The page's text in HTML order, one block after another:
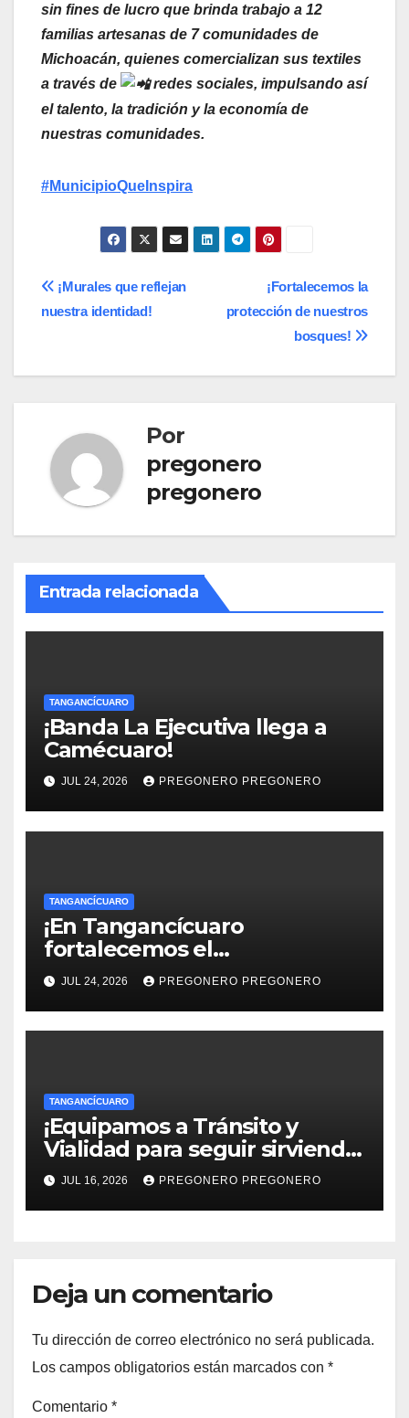
sin fines de lucro que brinda trabajo a 12
familias artesanas de 7 comunidades de
Michoacán, quienes comercializan sus textiles
a través de
redes sociales, impulsando así
el talento, la tradición y la economía de
nuestras comunidades.
#MunicipioQueInspira
Navegación
entradas
¡Fortalecemos la
protección de nuestros
bosques!
¡Murales que reflejan
nuestra identidad!
Por
pregonero
pregonero
Entrada relacionada
TANGANCÍCUARO
¡Banda La Ejecutiva llega a
Camécuaro!
JUL 24, 2026 PREGONERO PREGONERO
TANGANCÍCUARO
¡En Tangancícuaro
fortalecemos el
aprovechamiento del agua
para el campo!
JUL 24, 2026 PREGONERO PREGONERO
TANGANCÍCUARO
¡Equipamos a Tránsito y
Vialidad para seguir sirviendo
a la ciudadanía..!
JUL 16, 2026 PREGONERO PREGONERO
Deja un comentario
Tu dirección de correo electrónico no será publicada.
Los campos obligatorios están marcados con *
Comentario *